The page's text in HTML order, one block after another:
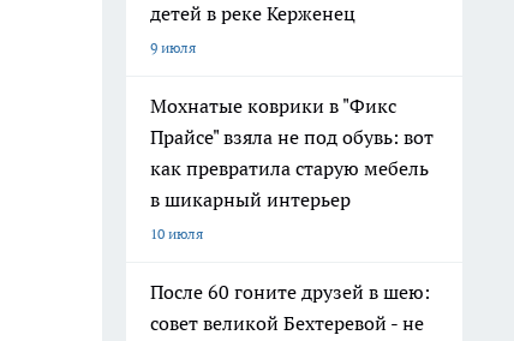
детей в реке Керженец
9 июля
Мохнатые коврики в "Фикс
Прайсе" взяла не под обувь: вот
как превратила старую мебель
в шикарный интерьер
10 июля
После 60 гоните друзей в шею:
совет великой Бехтеревой - не